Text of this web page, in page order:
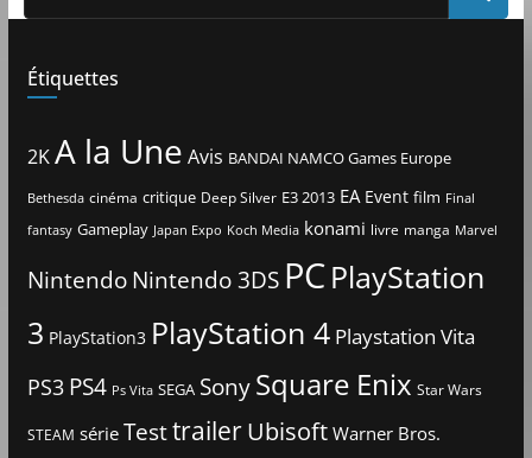
Étiquettes
2KA la Une Avis BANDAI NAMCO Games Europe
Bethesda cinéma critique Deep Silver E3 2013 EA Event film Final
fantasy Gameplay Japan Expo Koch Media konami livre manga Marvel
Nintendo Nintendo 3DS PCPlayStation
3 PlayStation3 PlayStation 4 Playstation Vita
PS3 PS4 Ps Vita SEGA Sony Square Enix Star Wars
STEAM série TesttrailerUbisoftWarner Bros.